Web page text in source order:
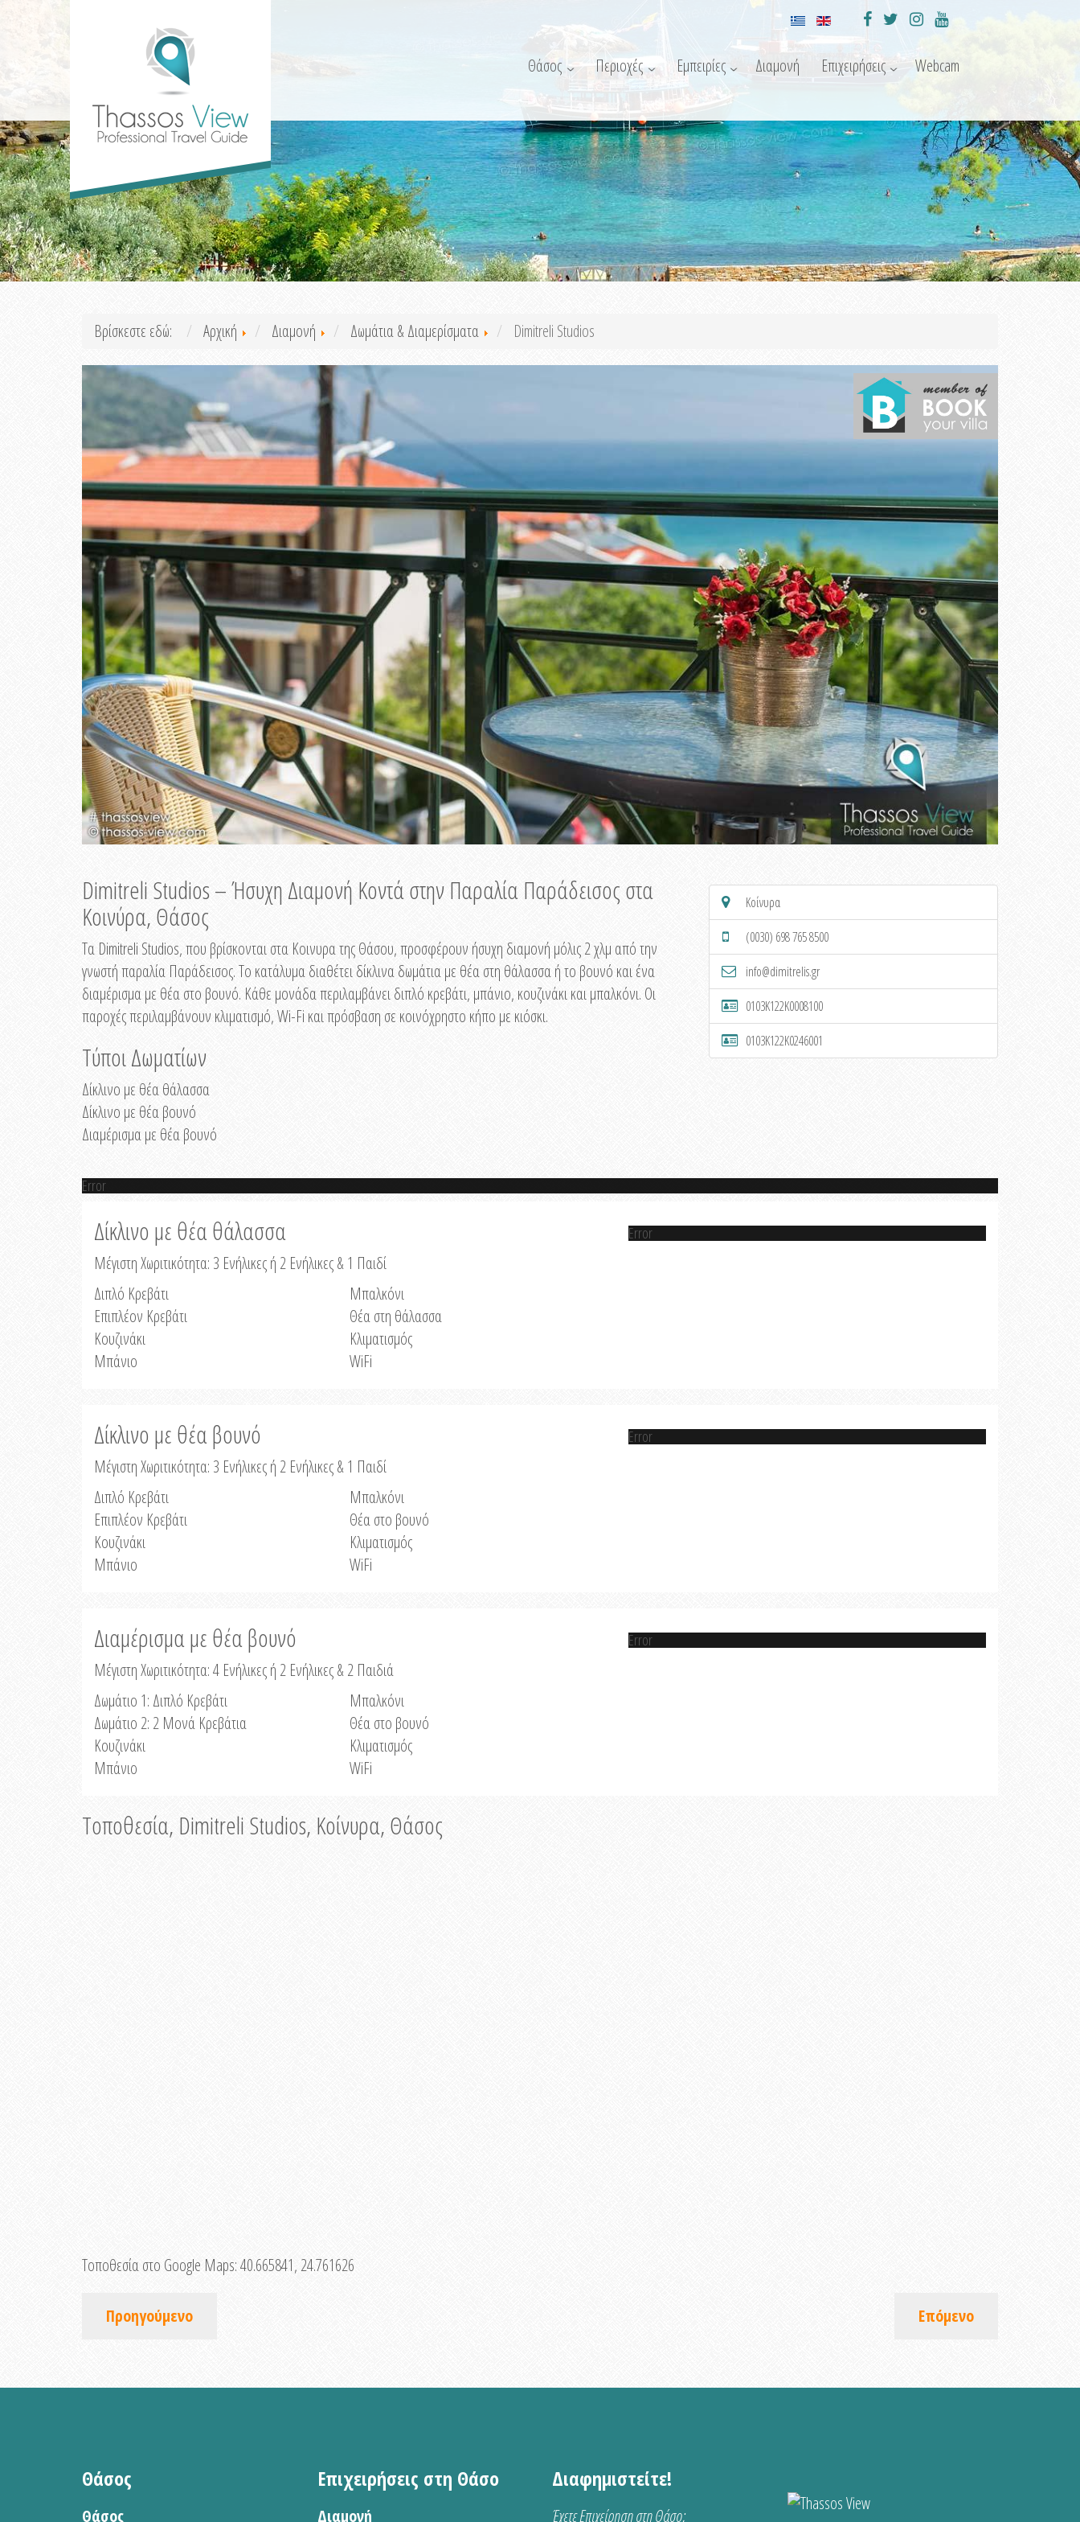
Θάσος Περιοχές Εμπειρίες Διαμονή Επιχειρήσεις Webcam
Βρίσκεστε εδώ: Αρχική Διαμονή Δωμάτια & Διαμερίσματα Dimitreli Studios
Dimitreli Studios – Ήσυχη Διαμονή Κοντά στην Παραλία Παράδεισος στα
Κοινύρα, Θάσος
Τα Dimitreli Studios, που βρίσκονται στα Κοινυρα της Θάσου, προσφέρουν ήσυχη διαμονή μόλις 2 χλμ από την
γνωστή παραλία Παράδεισος. Το κατάλυμα διαθέτει δίκλινα δωμάτια με θέα στη θάλασσα ή το βουνό και ένα
διαμέρισμα με θέα στο βουνό. Κάθε μονάδα περιλαμβάνει διπλό κρεβάτι, μπάνιο, κουζινάκι και μπαλκόνι. Οι
παροχές περιλαμβάνουν κλιματισμό, Wi-Fi και πρόσβαση σε κοινόχρηστο κήπο με κιόσκι.
Τύποι Δωματίων
Δίκλινο με θέα θάλασσα
Δίκλινο με θέα βουνό
Διαμέρισμα με θέα βουνό
Κοίνυρα
(0030) 698 765 8500
info@dimitrelis.gr
0103K122K0008100
0103K122K0246001
Error
Δίκλινο με θέα θάλασσα
Μέγιστη Χωριτικότητα: 3 Ενήλικες ή 2 Ενήλικες & 1 Παιδί
Διπλό Κρεβάτι
Επιπλέον Κρεβάτι
Κουζινάκι
Μπάνιο
Μπαλκόνι
Θέα στη θάλασσα
Κλιματισμός
WiFi
Error
Δίκλινο με θέα βουνό
Μέγιστη Χωριτικότητα: 3 Ενήλικες ή 2 Ενήλικες & 1 Παιδί
Διπλό Κρεβάτι
Επιπλέον Κρεβάτι
Κουζινάκι
Μπάνιο
Μπαλκόνι
Θέα στο βουνό
Κλιματισμός
WiFi
Error
Διαμέρισμα με θέα βουνό
Μέγιστη Χωριτικότητα: 4 Ενήλικες ή 2 Ενήλικες & 2 Παιδιά
Δωμάτιο 1: Διπλό Κρεβάτι
Δωμάτιο 2: 2 Μονά Κρεβάτια
Κουζινάκι
Μπάνιο
Μπαλκόνι
Θέα στο βουνό
Κλιματισμός
WiFi
Error
Τοποθεσία, Dimitreli Studios, Κοίνυρα, Θάσος
Τοποθεσία στο Google Maps:40.665841, 24.761626
Προηγούμενο Επόμενο
Θάσος
Θάσος
Επιχειρήσεις στη Θάσο
Διαμονή
Διαφημιστείτε!
Έχετε Επιχείρηση στη Θάσο;